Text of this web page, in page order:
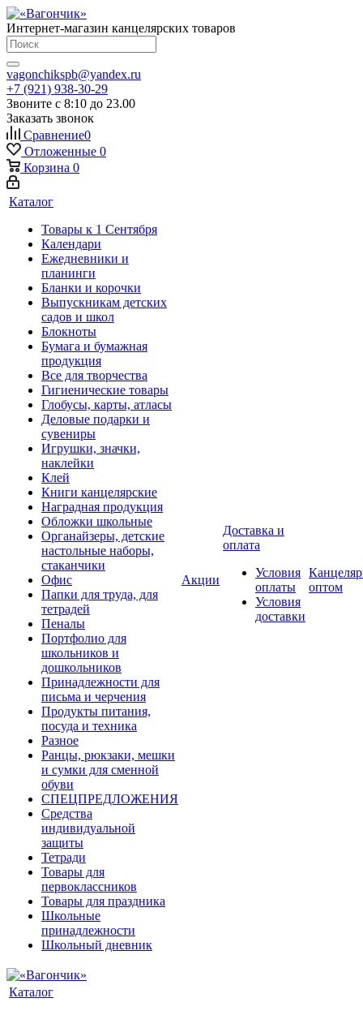
Интернет-магазин канцелярских товаров
vagonchikspb@yandex.ru
+7 (921) 938-30-29
Звоните с 8:10 до 23.00
Заказать звонок
Сравнение0
Отложенные 0
Корзина 0
Каталог
Товары к 1 Сентября
Календари
Ежедневники и
планинги
Бланки и корочки
Выпускникам детских
садов и школ
Блокноты
Бумага и бумажная
продукция
Все для творчества
Гигиенические товары
Глобусы, карты, атласы
Деловые подарки и
сувениры
Игрушки, значки,
наклейки
Клей
Книги канцелярские
Наградная продукция
Обложки школьные
Органайзеры, детские
настольные наборы,
стаканчики
Офис
Папки для труда, для
тетрадей
Пеналы
Портфолио для
школьников и
дошкольников
Принадлежности для
письма и черчения
Продукты питания,
посуда и техника
Разное
Ранцы, рюкзаки, мешки
и сумки для сменной
обуви
СПЕЦПРЕДЛОЖЕНИЯ
Средства
индивидуальной
защиты
Тетради
Товары для
первоклассников
Товары для праздника
Школьные
принадлежности
Школьный дневник
Акции
Доставка и
оплата
Условия
оплаты
Условия
доставки
оптом
Каталог